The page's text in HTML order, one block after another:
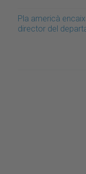
Pla americà
director del